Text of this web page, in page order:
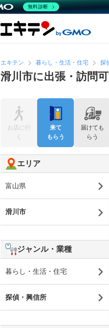
エキテン 暮らし・生活・住宅 探
滑川市に出張・訪問
お店に行
く
来て
もらう
届けても
らう
エリア
富山県
滑川市
ジャンル・業種
暮らし・生活・住宅
探偵・興信所
無料診断